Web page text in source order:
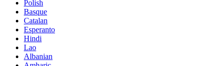
Polish
Basque
Catalan
Esperanto
Hindi
Lao
Albanian